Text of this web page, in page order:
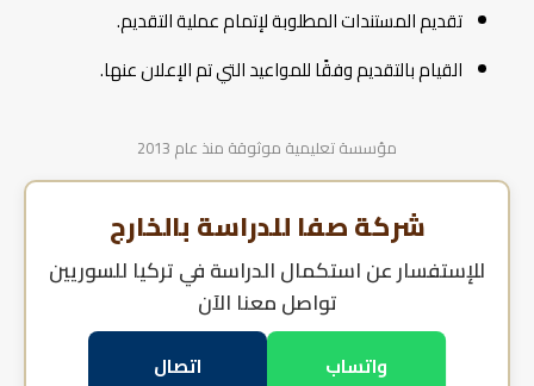
تقديم المستندات المطلوبة لإتمام عملية التقديم.
القيام بالتقديم وفقًا للمواعيد التي تم الإعلان عنها.
مؤسسة تعليمية موثوقة منذ عام 2013
شركة صفا للدراسة بالخارج
للإستفسار عناستكمال الدراسة في تركيا للسوريين
تواصل معنا الآن
واتساب اتصال